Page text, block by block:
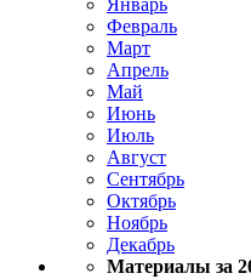
Январь
Февраль
Март
Апрель
Май
Июнь
Июль
Август
Сентябрь
Октябрь
Ноябрь
Декабрь
Материалы за